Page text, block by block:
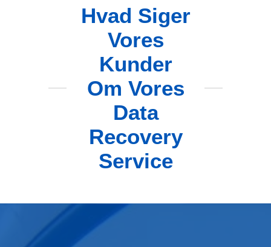
Hvad Siger
Vores
Kunder
Om Vores
Data
Recovery
Service